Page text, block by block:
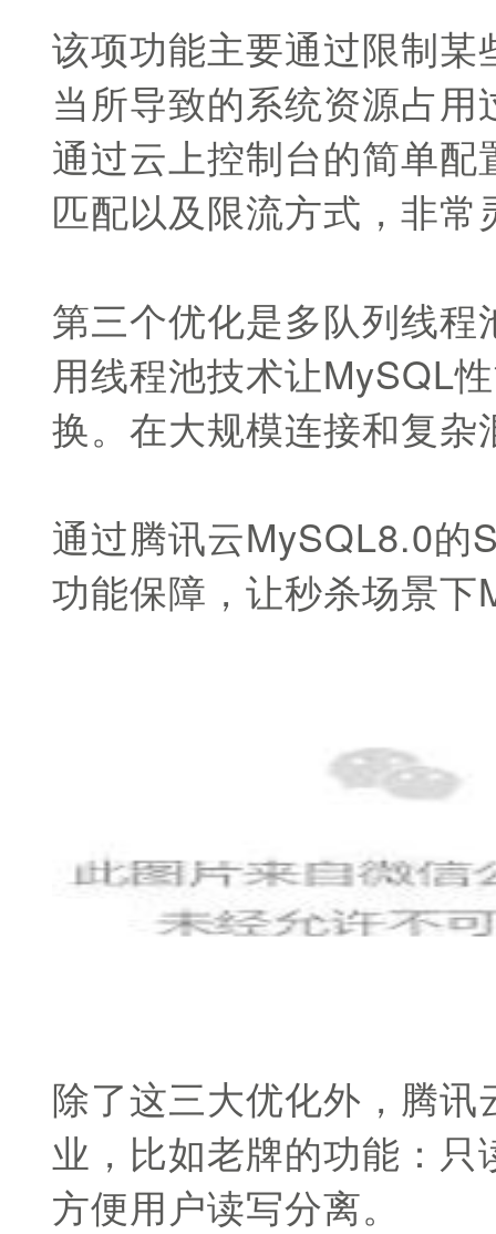
该项功能主要通过限制
当所导致的系统资源占
通过云上控制台的简单
匹配以及限流方式，非常
第三个优化是多队列线
用线程池技术让MySQL
换。在大规模连接和复
通过腾讯云MySQL8.0的
功能保障，让秒杀场景
除了这三大优化外，腾
业，比如老牌的功能：
方便用户读写分离。